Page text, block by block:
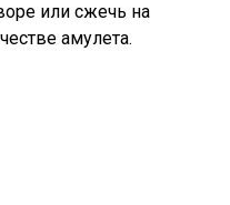
или сжечь на
амулета.